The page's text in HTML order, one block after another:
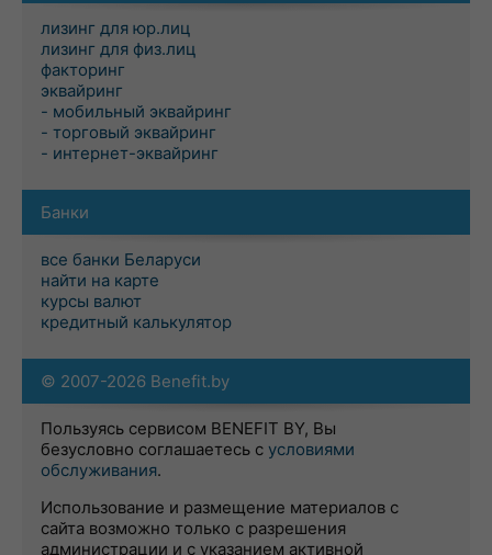
лизинг для юр.лиц
лизинг для физ.лиц
факторинг
эквайринг
- мобильный эквайринг
- торговый эквайринг
- интернет-эквайринг
Банки
все банки Беларуси
найти на карте
курсы валют
кредитный калькулятор
© 2007-2026 Benefit.by
Пользуясь сервисом BENEFIT BY, Вы
безусловно соглашаетесь с условиями
обслуживания.
Использование и размещение материалов с
сайта возможно только с разрешения
администрации и с указанием активной